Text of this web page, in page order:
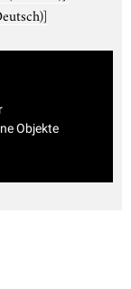
Objekte